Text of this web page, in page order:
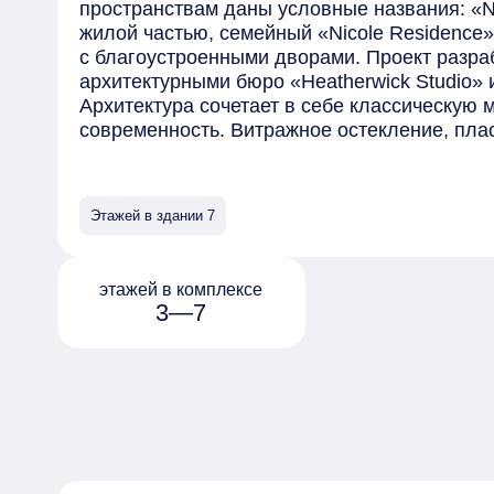
пространствам даны условные названия:
жилой частью, семейный «Nicole
с благоустроенными дворами. Проект
архитектурными бюро «Heatherwick Studio»
Архитектура сочетает в себе классическую
современность. Витражное остекление,
комплексе разместятся роскошные
квартиры с патио и отдельным входом и
открываются панорамные виды на Кремль.
предлагаются с предчистовой отделкой
Этажей в здании 7
3—7
этажей в комплексе